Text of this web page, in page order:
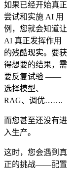
如果已经开始真正
尝试和实施 AI 用
例，您就会知道让
AI 真正发挥作用
的残酷现实。要获
得想要的结果，需
要反复试验 ——
选择模型、
RAG、调优…….
而您甚至还没有进
入生产。
这时，您会遇到真
正的挑战——配置